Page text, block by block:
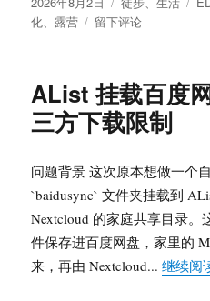
导
的
下
半
年
径
布
类
化、 露营
于
徒
步
装
推
荐：
3.6
克
的
户
留下评论
AList 挂载百度
三方下载限制
问题背景 这次原本想做一个
`baidusync` 文件夹挂载到
Nextcloud 的家庭共享目录。
件保存进百度网盘，家里的
来，再由 Nextcloud...继续阅